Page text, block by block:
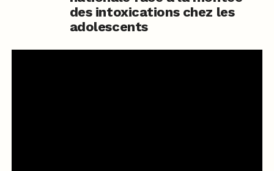
des intoxications chez les
adolescents